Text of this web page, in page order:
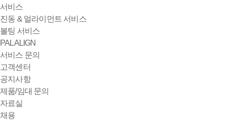
서비스
진동 & 얼라이먼트 서비스
볼팅 서비스
PALALIGN
서비스 문의
고객센터
공지사항
제품/임대 문의
자료실
채용